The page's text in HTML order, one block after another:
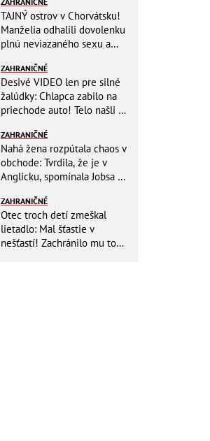
TAJNÝ ostrov v Chorvátsku!
Manželia odhalili dovolenku
plnú neviazaného sexu a
ZAHRANIČNÉ
Desivé VIDEO len pre silné
žalúdky: Chlapca zabilo na
priechode auto! Telo našli o
ZAHRANIČNÉ
Nahá žena rozpútala chaos v
obchode: Tvrdila, že je v
Anglicku, spomínala Jobsa aj
ZAHRANIČNÉ
Otec troch detí zmeškal
lietadlo: Mal šťastie v
nešťastí! Zachránilo mu to